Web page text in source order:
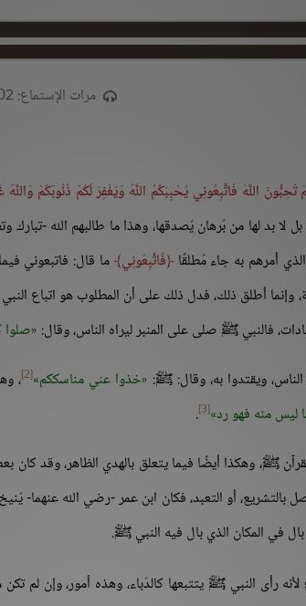
مرات الإستماع: 1002
اللَّهَ فَاتَّبِعُونِي يُحْبِبْكُمُ اللَّهُ وَيَغْفِرْ لَكُمْ ذُنُوبَكُمْ
لا بد لها من بُرهان يُصدقها، وهذا ما طالبهم الله -تبارك
الذي أمرهم به جاء مُطلقًا فَاتَّبِعُونِي ما قال: فاتبعوني
وإنما أطلق ذلك، فدل ذلك على أن المطلوب هو
فالنبي ﷺ صلى على المنبر ليراه الناس، وقال: صلوا
ويقتدوا به، وقال: ﷺ: خذوا عني مناسككم [2] ،
ليس منه فهو رد [3]
.
ﷺ، وهكذا أيضًا فيما يتعلق بالهدي الظاهر، وقد
بالتشريع، أو التعبد، فكان ابن عمر -رضي الله عنهما-
في المكان الذي بال فيه النبي ﷺ.
رأى النبي ﷺ يتتبعها كالدُباء، وهذه أمور، وإن لم